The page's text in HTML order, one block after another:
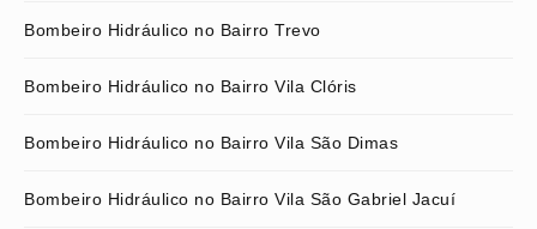
Bombeiro Hidráulico no Bairro Trevo
Bombeiro Hidráulico no Bairro Vila Clóris
Bombeiro Hidráulico no Bairro Vila São Dimas
Bombeiro Hidráulico no Bairro Vila São Gabriel Jacuí